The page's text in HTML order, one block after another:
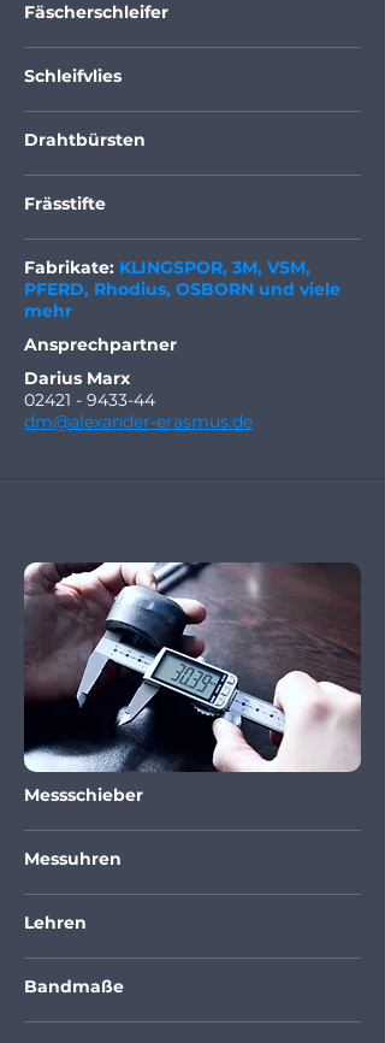
Fäscherschleifer
Schleifvlies
Drahtbürsten
Frässtifte
Fabrikate: KLINGSPOR, 3M, VSM,
PFERD, Rhodius, OSBORN und viele
mehr
Ansprechpartner
Darius Marx
02421 - 9433-44
dm@alexander-erasmus.de
Messschieber
Messuhren
Lehren
Bandmaße